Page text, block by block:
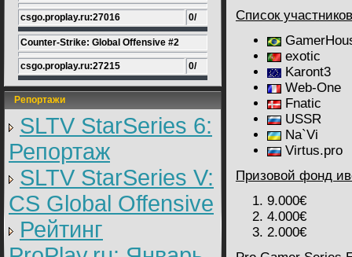
csgo.proplay.ru:27016 0/
Counter-Strike: Global Offensive #2
csgo.proplay.ru:27215 0/
Репортажи
SLTV StarSeries 6:
Репортаж
SLTV StarSeries V:
CS Global Offensive
Рейтинг
Список
exotic
Karont3
Web-One
Fnatic
USSR
Na`Vi
Virtus.pro
Призовой фонд
9.000€
4.000€
2.000€